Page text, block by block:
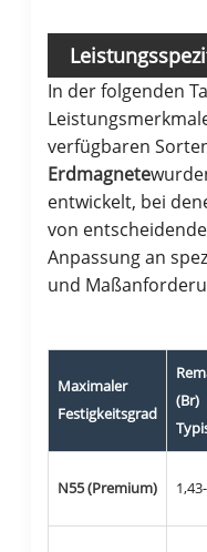
Magnetsorten
In der folgenden
verfügbaren
Erdmagnete
entwickelt, bei
von
Anpassung an
und
Maximaler
Festigkeitsgrad
(Br)
N55 (Premium)